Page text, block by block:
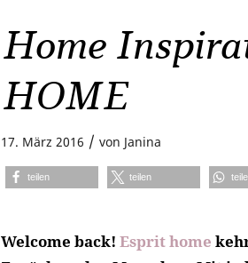
Home
HOME
17. März 2016 / von Janina
teilen teilen
Welcome back! Esprit home